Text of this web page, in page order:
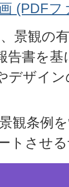
(PDF
景観の
告書を
デザイ
観条例
トさせ